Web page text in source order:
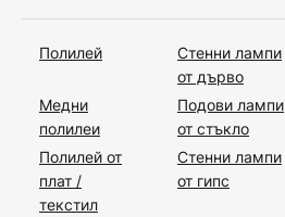
Полилей
Стенни лампи
от дърво
Медни
полилеи
Подови лампи
от стъкло
Полилей от
плат /
текстил
Стенни лампи
от гипс